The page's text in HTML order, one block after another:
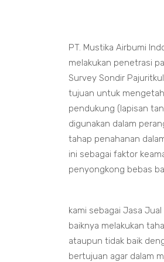
PT. Mustika Airbumi
melakukan penetrasi
Survey Sondir
tujuan untuk
pendukung (lapisan
digunakan dalam
tahap penahanan
ini sebagai faktor
penyongkong bebas
kami sebagai Jasa
baiknya melakukan
ataupun tidak baik
bertujuan agar dalam